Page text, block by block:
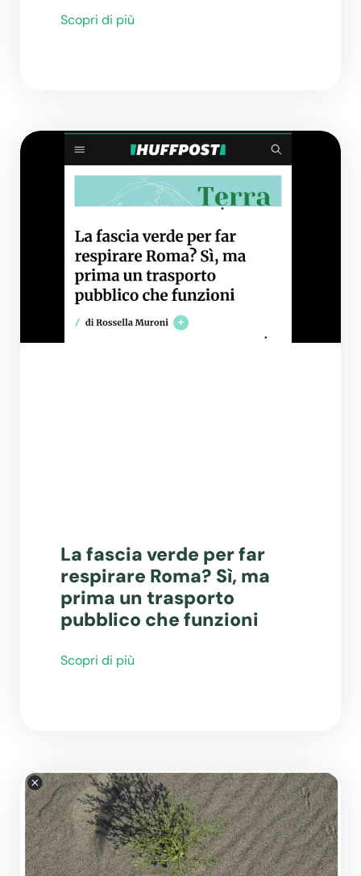
Scopri di più
La fascia verde per far
respirare Roma? Sì, ma
prima un trasporto
pubblico che funzioni
Scopri di più